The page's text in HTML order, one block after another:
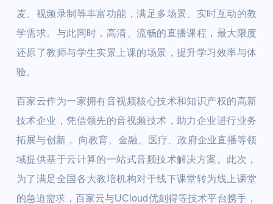
麦、视频录制等丰富功能，满足多场景、实时互动的教
学需求。与此同时，高清、流畅的直播课程，最大限度
还原了教师与学生实景上课的场景，提升学习效率与体
验。
百家云作为一家拥有音视频核心技术和知识产权的高新
技术企业，凭借领先的音视频技术，助力企业进行业务
拓展与创新， 向教育、金融、医疗、政府企业直播等领
域提供基于云计算的一站式音频技术解决方案。此次，
为了满足全国各大教培机构对于线下课堂转为线上课堂
的急迫需求，百家云与UCloud优刻得等技术平台携手，